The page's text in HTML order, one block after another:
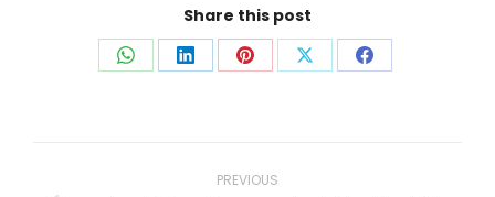
Share this post
Share Share Share Share Share
navigation
PREVIOUS